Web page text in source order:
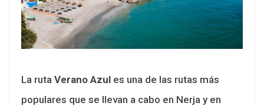
La ruta Verano Azul es una de las rutas más
populares que se llevan a cabo en Nerja y en